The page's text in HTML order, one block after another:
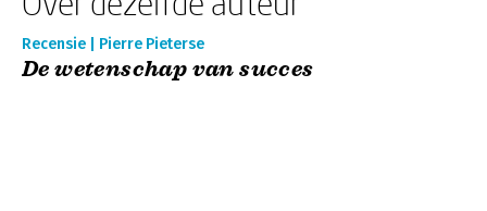
Recensie | Pierre Pieterse
De wetenschap van succes